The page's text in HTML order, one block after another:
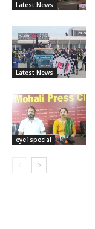
Latest News
Latest News
eye1special